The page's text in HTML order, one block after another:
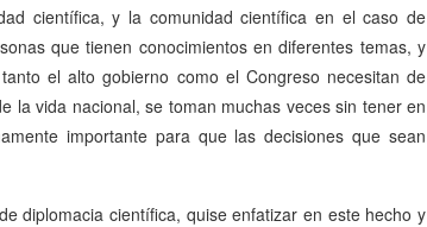
científica, y la comunidad científica en el caso de
que tienen conocimientos en diferentes temas, y
el alto gobierno como el Congreso necesitan de
la vida nacional, se toman muchas veces sin tener en
importante para que las decisiones que sean
diplomacia científica, quise enfatizar en este hecho y